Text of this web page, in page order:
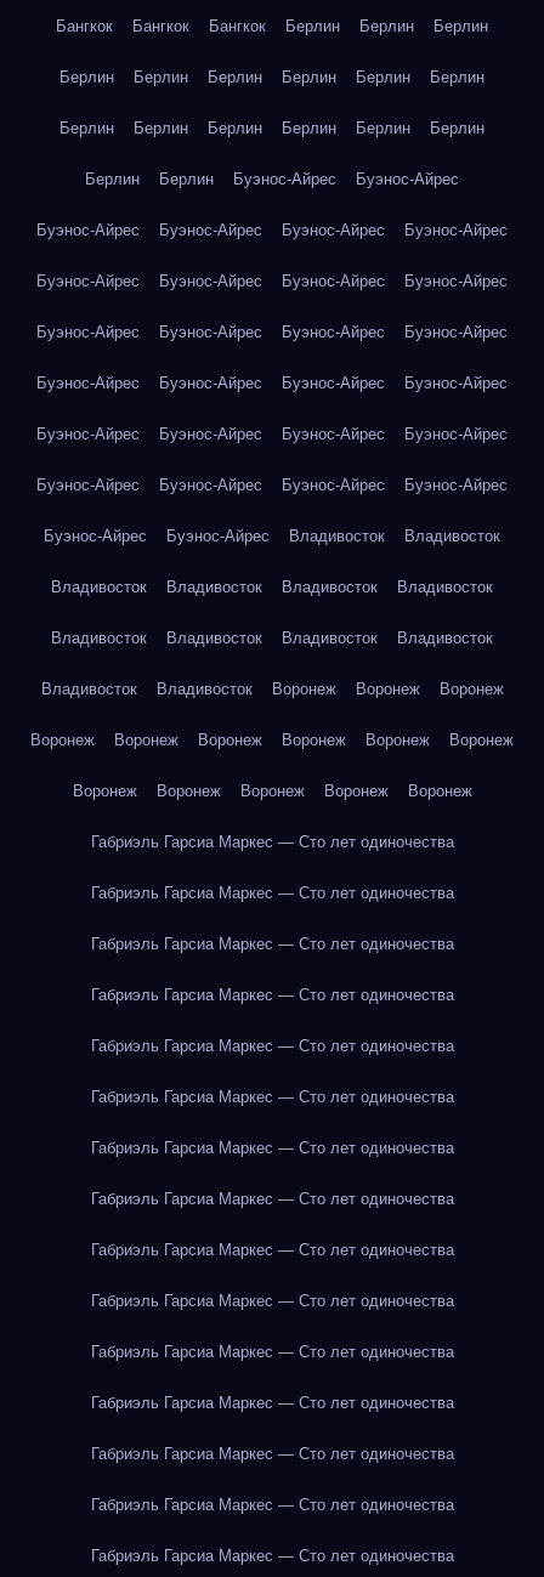
Бангкок Бангкок Бангкок Берлин Берлин Берлин
Берлин Берлин Берлин Берлин Берлин Берлин
Берлин Берлин Берлин Берлин Берлин Берлин
Берлин Берлин Буэнос-Айрес Буэнос-Айрес
Буэнос-Айрес Буэнос-Айрес Буэнос-Айрес Буэнос-Айрес
Буэнос-Айрес Буэнос-Айрес Буэнос-Айрес Буэнос-Айрес
Буэнос-Айрес Буэнос-Айрес Буэнос-Айрес Буэнос-Айрес
Буэнос-Айрес Буэнос-Айрес Буэнос-Айрес Буэнос-Айрес
Буэнос-Айрес Буэнос-Айрес Буэнос-Айрес Буэнос-Айрес
Буэнос-Айрес Буэнос-Айрес Буэнос-Айрес Буэнос-Айрес
Буэнос-Айрес Буэнос-Айрес Владивосток Владивосток
Владивосток Владивосток Владивосток Владивосток
Владивосток Владивосток Владивосток Владивосток
Владивосток Владивосток Воронеж Воронеж Воронеж
Воронеж Воронеж Воронеж Воронеж Воронеж Воронеж
Воронеж Воронеж Воронеж Воронеж Воронеж
Габриэль Гарсиа Маркес — Сто лет одиночества
Габриэль Гарсиа Маркес — Сто лет одиночества
Габриэль Гарсиа Маркес — Сто лет одиночества
Габриэль Гарсиа Маркес — Сто лет одиночества
Габриэль Гарсиа Маркес — Сто лет одиночества
Габриэль Гарсиа Маркес — Сто лет одиночества
Габриэль Гарсиа Маркес — Сто лет одиночества
Габриэль Гарсиа Маркес — Сто лет одиночества
Габриэль Гарсиа Маркес — Сто лет одиночества
Габриэль Гарсиа Маркес — Сто лет одиночества
Габриэль Гарсиа Маркес — Сто лет одиночества
Габриэль Гарсиа Маркес — Сто лет одиночества
Габриэль Гарсиа Маркес — Сто лет одиночества
Габриэль Гарсиа Маркес — Сто лет одиночества
Габриэль Гарсиа Маркес — Сто лет одиночества